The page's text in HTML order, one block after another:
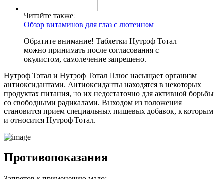
Читайте также:
Обзор витаминов для глаз с лютеином
Обратите внимание! Таблетки Нутроф Тотал
можно принимать после согласования с
окулистом, самолечение запрещено.
Нутроф Тотал и Нутроф Тотал Плюс насыщает организм
антиоксидантами. Антиоксиданты находятся в некоторых
продуктах питания, но их недостаточно для активной борьбы
со свободными радикалами. Выходом из положения
становится прием специальных пищевых добавок, к которым
и относится Нутроф Тотал.
Противопоказания